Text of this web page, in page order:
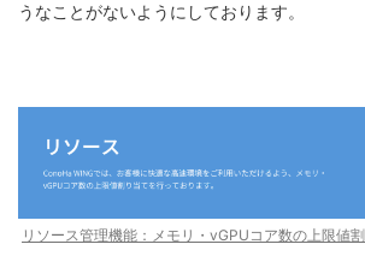
うなことがないようにしております。
リソース管理機能：メモリ・vGPUコア数の上限値